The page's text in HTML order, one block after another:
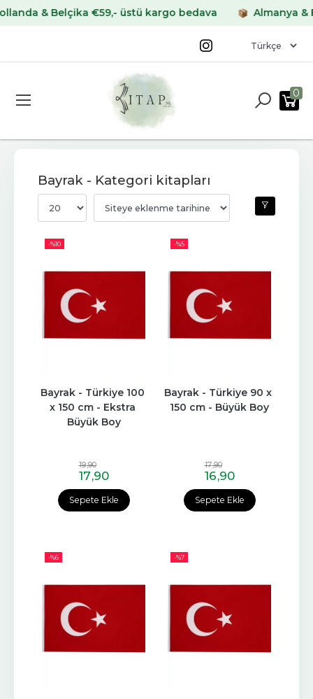
& Belçika €59,- üstü kargo bedava Almanya &
0
Bayrak - Kategori kitapları
-%10
Sepete Ekle
Bayrak - Türkiye 100
x 150 cm - Ekstra
Büyük Boy
19,90
17,90
-%5
Sepete Ekle
Bayrak - Türkiye 90 x
150 cm - Büyük Boy
17,90
16,90
-%6 -%7